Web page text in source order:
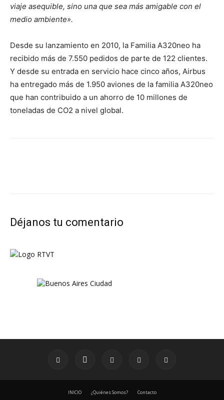
viaje asequible, sino una que sea más amigable con el
medio ambiente».
Desde su lanzamiento en 2010, la Familia A320neo ha
recibido más de 7.550 pedidos de parte de 122 clientes.
Y desde su entrada en servicio hace cinco años, Airbus
ha entregado más de 1.950 aviones de la familia A320neo
que han contribuido a un ahorro de 10 millones de
toneladas de CO2 a nivel global.
Déjanos tu comentario
INICIO ¿Quiénes Somos? Contacto